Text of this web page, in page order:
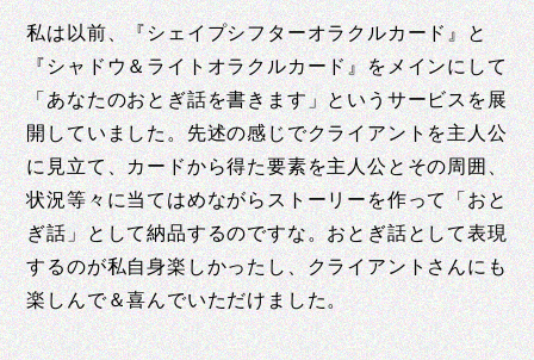
私は以前、『シェイプシフターオラクルカード』と
『シャドウ＆ライトオラクルカード』をメインにして
「あなたのおとぎ話を書きます」というサービスを展
開していました。先述の感じでクライアントを主人公
に見立て、カードから得た要素を主人公とその周囲、
状況等々に当てはめながらストーリーを作って「おと
ぎ話」として納品するのですな。おとぎ話として表現
するのが私自身楽しかったし、クライアントさんにも
楽しんで＆喜んでいただけました。